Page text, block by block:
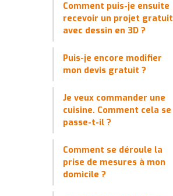
Comment puis-je ensuite
recevoir un projet gratuit
avec dessin en 3D ?
Puis-je encore modifier
mon devis gratuit ?
Je veux commander une
cuisine. Comment cela se
passe-t-il ?
Comment se déroule la
prise de mesures à mon
domicile ?